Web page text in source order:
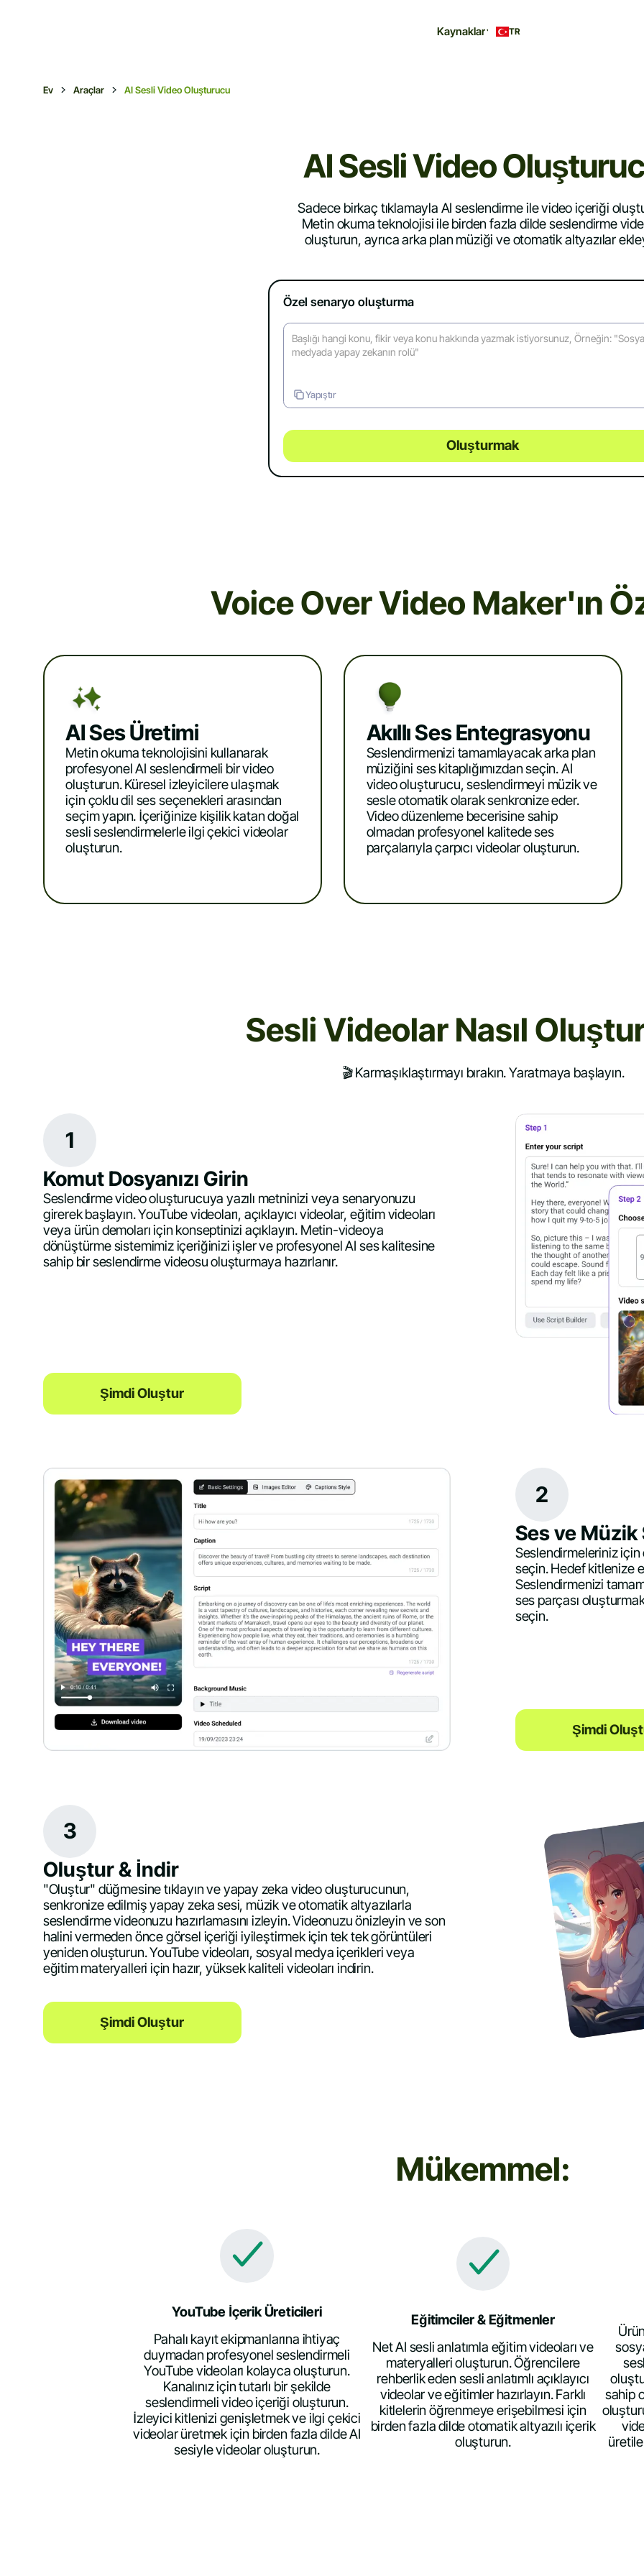
Kaynaklar TR
Ev Araçlar AI Sesli Video Oluşturucu
AI Sesli Video
Sadece birkaç tıklamayla AI seslendirme ile video içeriği
Metin okuma teknolojisi ile birden fazla dilde seslendirme
oluşturun, ayrıca arka plan müziği ve otomatik altyazılar
Özel senaryo oluşturma
Yapıştır
Oluşturmak
Voice Over Video Maker'ın
AI Ses Üretimi
Metin okuma teknolojisini kullanarak
profesyonel AI seslendirmeli bir video
oluşturun. Küresel izleyicilere ulaşmak
için çoklu dil ses seçenekleri arasından
seçim yapın. İçeriğinize kişilik katan doğal
sesli seslendirmelerle ilgi çekici videolar
oluşturun.
Akıllı Ses Entegrasyonu
Seslendirmenizi tamamlayacak arka plan
müziğini ses kitaplığımızdan seçin. AI
video oluşturucu, seslendirmeyi müzik ve
sesle otomatik olarak senkronize eder.
Video düzenleme becerisine sahip
olmadan profesyonel kalitede ses
parçalarıyla çarpıcı videolar oluşturun.
Sesli Videolar Nasıl
🎬 Karmaşıklaştırmayı bırakın. Yaratmaya başlayın.
1
Komut Dosyanızı Girin
Seslendirme video oluşturucuya yazılı metninizi veya senaryonuzu
girerek başlayın. YouTube videoları, açıklayıcı videolar, eğitim videoları
veya ürün demoları için konseptinizi açıklayın. Metin-videoya
dönüştürme sistemimiz içeriğinizi işler ve profesyonel AI ses kalitesine
sahip bir seslendirme videosu oluşturmaya hazırlanır.
Şimdi Oluştur
2
Ses ve Müzik
Seslendirmeleriniz
seçin. Hedef kitlenize
Seslendirmenizi
ses parçası
seçin.
Şimdi
3
Oluştur & İndir
"Oluştur" düğmesine tıklayın ve yapay zeka video oluşturucunun,
senkronize edilmiş yapay zeka sesi, müzik ve otomatik altyazılarla
seslendirme videonuzu hazırlamasını izleyin. Videonuzu önizleyin ve son
halini vermeden önce görsel içeriği iyileştirmek için tek tek görüntüleri
yeniden oluşturun. YouTube videoları, sosyal medya içerikleri veya
eğitim materyalleri için hazır, yüksek kaliteli videoları indirin.
Şimdi Oluştur
Mükemmel:
YouTube İçerik Üreticileri
Pahalı kayıt ekipmanlarına ihtiyaç
duymadan profesyonel seslendirmeli
YouTube videoları kolayca oluşturun.
Kanalınız için tutarlı bir şekilde
seslendirmeli video içeriği oluşturun.
İzleyici kitlenizi genişletmek ve ilgi çekici
videolar üretmek için birden fazla dilde AI
sesiyle videolar oluşturun.
Eğitimciler & Eğitmenler
Net AI sesli anlatımla eğitim videoları ve
materyalleri oluşturun. Öğrencilere
rehberlik eden sesli anlatımlı açıklayıcı
videolar ve eğitimler hazırlayın. Farklı
kitlelerin öğrenmeye erişebilmesi için
birden fazla dilde otomatik altyazılı içerik
oluşturun.
sahip